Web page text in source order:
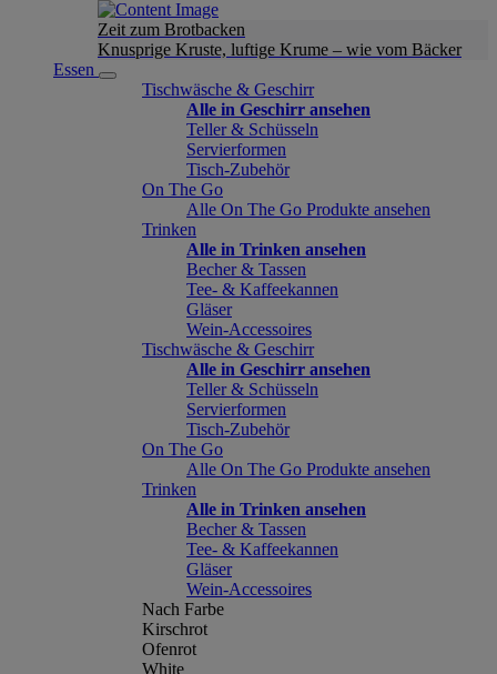
Zeit zum Brotbacken
Knusprige Kruste, luftige Krume – wie vom Bäcker
Essen
Tischwäsche & Geschirr
Alle in Geschirr ansehen
Teller & Schüsseln
Servierformen
Tisch-Zubehör
On The Go
Alle On The Go Produkte ansehen
Trinken
Alle in Trinken ansehen
Becher & Tassen
Tee- & Kaffeekannen
Gläser
Wein-Accessoires
Tischwäsche & Geschirr
Alle in Geschirr ansehen
Teller & Schüsseln
Servierformen
Tisch-Zubehör
On The Go
Alle On The Go Produkte ansehen
Trinken
Alle in Trinken ansehen
Becher & Tassen
Tee- & Kaffeekannen
Gläser
Wein-Accessoires
Nach Farbe
Kirschrot
Ofenrot
White